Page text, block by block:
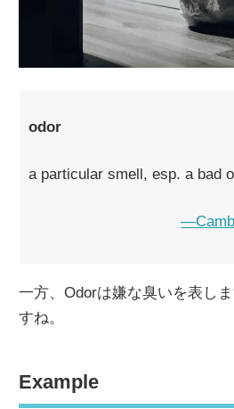
odor
a particular smell, esp. a bad
一方、Odorは嫌な臭いを表し
すね。
Example